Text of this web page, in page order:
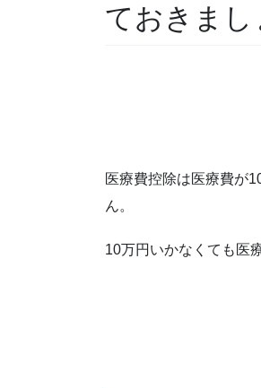
ておきまし
医療費控除は医療費が
ん。
10万円いかなくても医